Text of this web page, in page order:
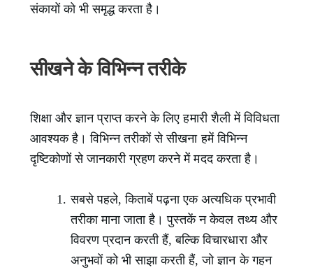
संकायों को भी समृद्ध करता है।
सीखने के विभिन्न तरीके
शिक्षा और ज्ञान प्राप्त करने के लिए हमारी शैली में विविधता
आवश्यक है। विभिन्न तरीकों से सीखना हमें विभिन्न
दृष्टिकोणों से जानकारी ग्रहण करने में मदद करता है।
सबसे पहले, किताबें पढ़ना एक अत्यधिक प्रभावी
तरीका माना जाता है। पुस्तकें न केवल तथ्य और
विवरण प्रदान करती हैं, बल्कि विचारधारा और
अनुभवों को भी साझा करती हैं, जो ज्ञान के गहन